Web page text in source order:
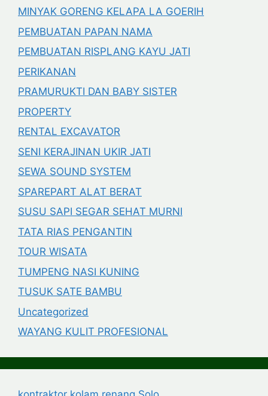
MINYAK GORENG KELAPA LA GOERIH
PEMBUATAN PAPAN NAMA
PEMBUATAN RISPLANG KAYU JATI
PERIKANAN
PRAMURUKTI DAN BABY SISTER
PROPERTY
RENTAL EXCAVATOR
SENI KERAJINAN UKIR JATI
SEWA SOUND SYSTEM
SPAREPART ALAT BERAT
SUSU SAPI SEGAR SEHAT MURNI
TATA RIAS PENGANTIN
TOUR WISATA
TUMPENG NASI KUNING
TUSUK SATE BAMBU
Uncategorized
WAYANG KULIT PROFESIONAL